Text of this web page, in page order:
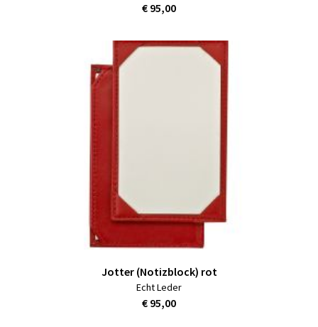
€ 95,00
Jotter (Notizblock) rot
Echt Leder
€ 95,00